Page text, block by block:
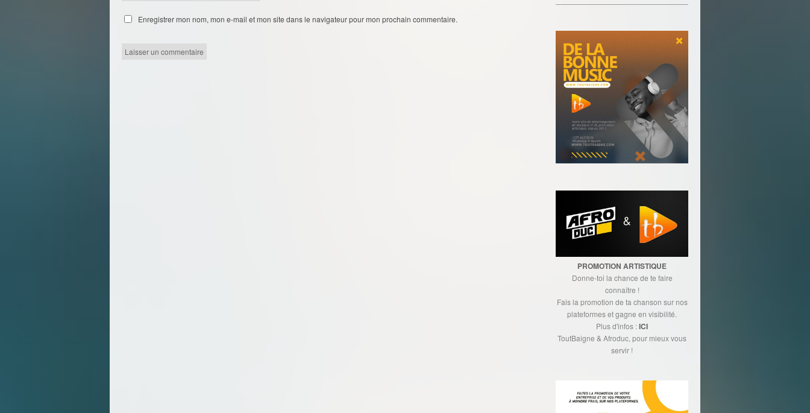
Enregistrer mon nom, mon e-mail et mon site dans le navigateur pour mon prochain commentaire.
PROMOTION ARTISTIQUE
Donne-toi la chance de te faire
connaître !
Fais la promotion de ta chanson sur nos
plateformes et gagne en visibilité.
Plus d'infos :ICI
ToutBaigne & Afroduc, pour mieux vous
servir !